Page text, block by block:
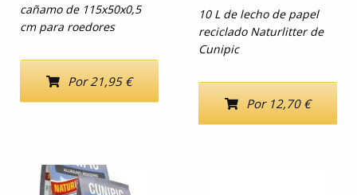
cañamo de 115x50x0,5
cm para roedores
Por 21,95 €
10 L de lecho de papel
reciclado Naturlitter de
Cunipic
Por 12,70 €